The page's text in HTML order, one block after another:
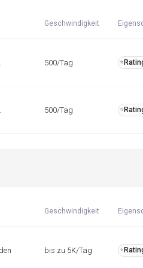
Geschwindigkeit
500/Tag ⭐
500/Tag ⭐
Geschwindigkeit
bis zu 5K/Tag ⭐